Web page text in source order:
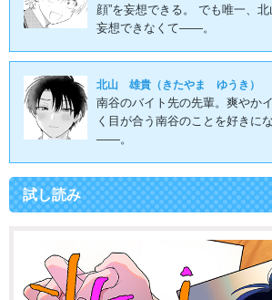
顔”を妄想できる。 でも唯一、
妄想できなくて――。
北山 雄貴（きたやま ゆうき）
南谷のバイト先の先輩。爽やか
く目が合う南谷のことを好きに
――。
試し読み